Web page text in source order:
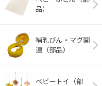
品）
哺乳びん・マグ関
連（部品）
ベビートイ（部